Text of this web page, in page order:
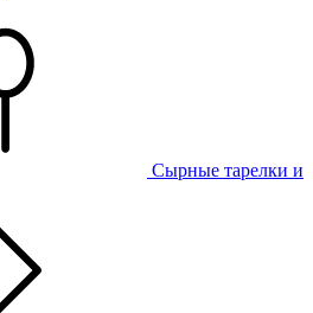
Сырные тарелки и